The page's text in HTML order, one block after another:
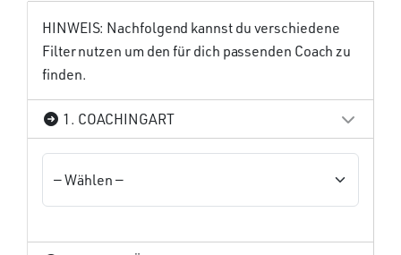
HINWEIS: Nachfolgend kannst du verschiedene
Filter nutzen um den für dich passenden Coach zu
finden.
1. COACHINGART